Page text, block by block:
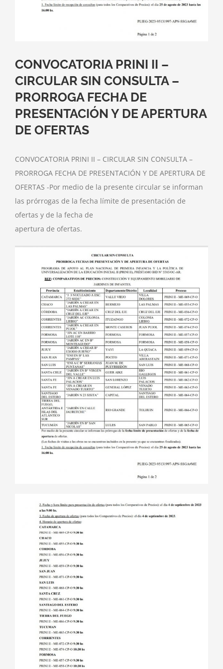
CONVOCATORIA PRINI II –
CIRCULAR SIN CONSULTA –
PRORROGA FECHA DE
PRESENTACIÓN Y DE APERTURA
DE OFERTAS
CONVOCATORIA PRINI II – CIRCULAR SIN CONSULTA –
PRORROGA FECHA DE PRESENTACIÓN Y DE APERTURA DE
OFERTAS -Por medio de la presente circular se informan
las prórrogas de la fecha límite de presentación de
ofertas y de la fecha de
apertura de ofertas.